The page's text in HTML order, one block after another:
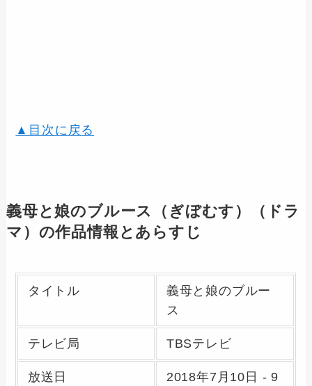
▲目次に戻る
義母と娘のブルース（ぎぼむす）（ドラ
マ）の作品情報とあらすじ
タイトル
義母と娘のブルー
ス
テレビ局 TBSテレビ
放送日
2018年7月10日 - 9